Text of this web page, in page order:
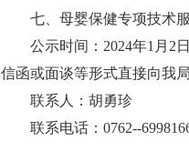
七、母婴保健专项技术服
公示时间：2024年1月2日
信函或面谈等形式直接向我
联系人：胡勇珍
联系电话：0762--